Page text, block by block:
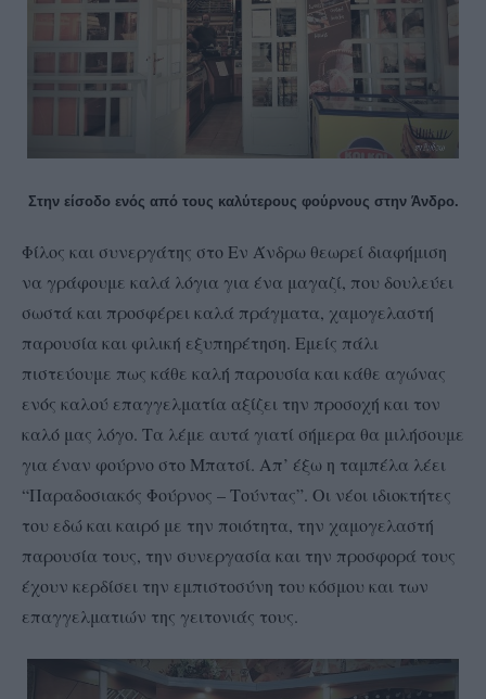
Στην είσοδο ενός από τους καλύτερους φούρνους στην Άνδρο.
Φίλος και συνεργάτης στο Εν Άνδρω θεωρεί διαφήμιση
να γράφουμε καλά λόγια για ένα μαγαζί, που δουλεύει
σωστά και προσφέρει καλά πράγματα, χαμογελαστή
παρουσία και φιλική εξυπηρέτηση. Εμείς πάλι
πιστεύουμε πως κάθε καλή παρουσία και κάθε αγώνας
ενός καλού επαγγελματία αξίζει την προσοχή και τον
καλό μας λόγο. Τα λέμε αυτά γιατί σήμερα θα μιλήσουμε
για έναν φούρνο στο Μπατσί. Απ’ έξω η ταμπέλα λέει
“Παραδοσιακός Φούρνος – Τούντας”. Οι νέοι ιδιοκτήτες
του εδώ και καιρό με την ποιότητα, την χαμογελαστή
παρουσία τους, την συνεργασία και την προσφορά τους
έχουν κερδίσει την εμπιστοσύνη του κόσμου και των
επαγγελματιών της γειτονιάς τους.